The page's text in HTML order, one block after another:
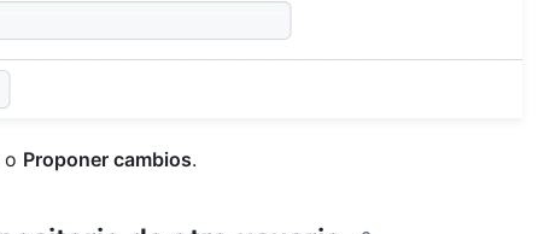
o Proponer cambios.